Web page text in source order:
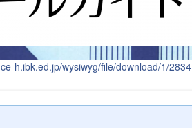
h.ibk.ed.jp/wysiwyg/file/download/1/2834